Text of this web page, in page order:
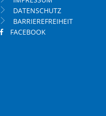
DATENSCHUTZ
BARRIEREFREIHEIT
FACEBOOK